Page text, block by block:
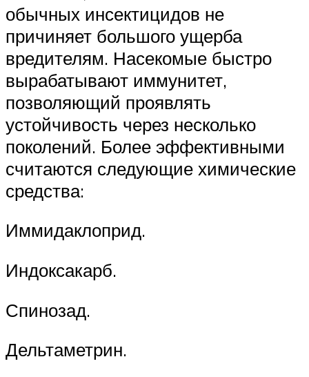
обычных инсектицидов не
причиняет большого ущерба
вредителям. Насекомые быстро
вырабатывают иммунитет,
позволяющий проявлять
устойчивость через несколько
поколений. Более эффективными
считаются следующие химические
средства:
Иммидаклоприд.
Индоксакарб.
Спинозад.
Дельтаметрин.